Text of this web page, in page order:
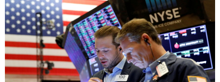
Разделы
Люди
Блог
Популярные статьи
Японский язык official SNS